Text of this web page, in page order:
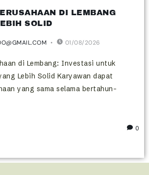
DI LEMBANG
SOLID
01/08/2026
di Lembang: Investasi untuk
Lebih Solid Karyawan dapat
yang sama selama bertahun-
0